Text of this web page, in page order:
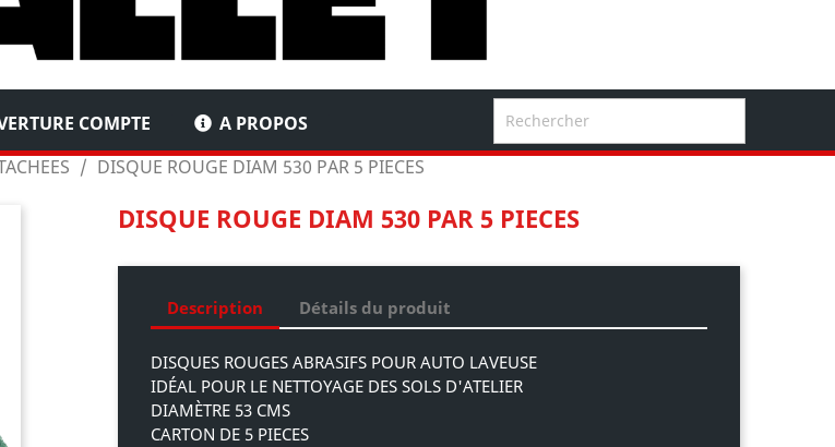
COMPTE A PROPOS
DISQUE ROUGE DIAM 530 PAR 5 PIECES
DISQUE ROUGE DIAM 530 PAR 5 PIECES
Description Détails du produit
DISQUES ROUGES ABRASIFS POUR AUTO LAVEUSE
IDÉAL POUR LE NETTOYAGE DES SOLS D'ATELIER
DIAMÈTRE 53 CMS
CARTON DE 5 PIECES